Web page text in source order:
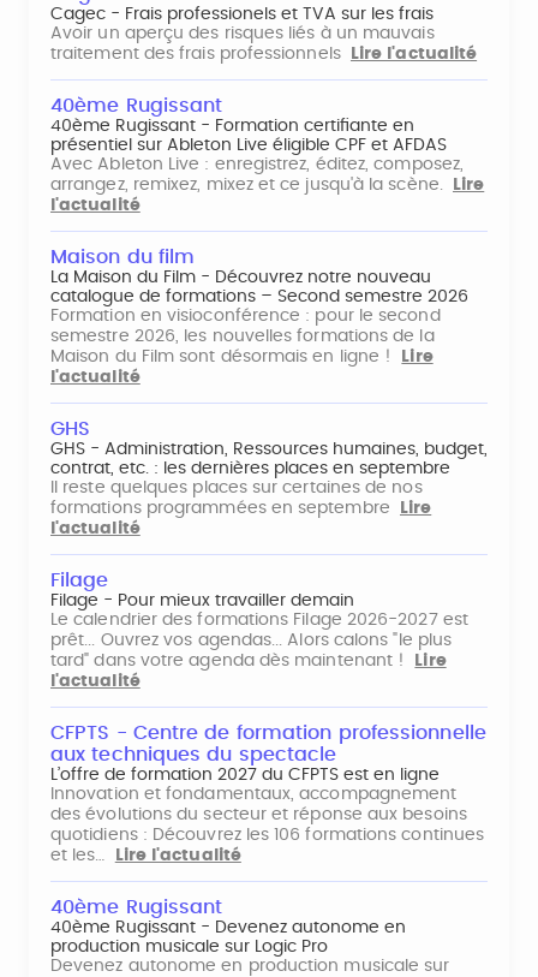
Cagec - Frais professionels et TVA sur les frais
Avoir un aperçu des risques liés à un mauvais
traitement des frais professionnels
Lire l'actualité
40ème Rugissant
40ème Rugissant - Formation certifiante en
présentiel sur Ableton Live éligible CPF et AFDAS
Avec Ableton Live : enregistrez, éditez, composez,
arrangez, remixez, mixez et ce jusqu'à la scène.
Lire
l'actualité
Maison du film
La Maison du Film - Découvrez notre nouveau
catalogue de formations – Second semestre 2026
Formation en visioconférence : pour le second
semestre 2026, les nouvelles formations de la
Maison du Film sont désormais en ligne !
Lire
l'actualité
GHS
GHS - Administration, Ressources humaines, budget,
contrat, etc. : les dernières places en septembre
Il reste quelques places sur certaines de nos
formations programmées en septembre
Lire
l'actualité
Filage
Filage - Pour mieux travailler demain
Le calendrier des formations Filage 2026-2027 est
prêt... Ouvrez vos agendas... Alors calons "le plus
tard" dans votre agenda dès maintenant !
Lire
l'actualité
CFPTS - Centre de formation professionnelle
aux techniques du spectacle
L’offre de formation 2027 du CFPTS est en ligne
Innovation et fondamentaux, accompagnement
des évolutions du secteur et réponse aux besoins
quotidiens : Découvrez les 106 formations continues
et les…
Lire l'actualité
40ème Rugissant
40ème Rugissant - Devenez autonome en
production musicale sur Logic Pro
Devenez autonome en production musicale sur